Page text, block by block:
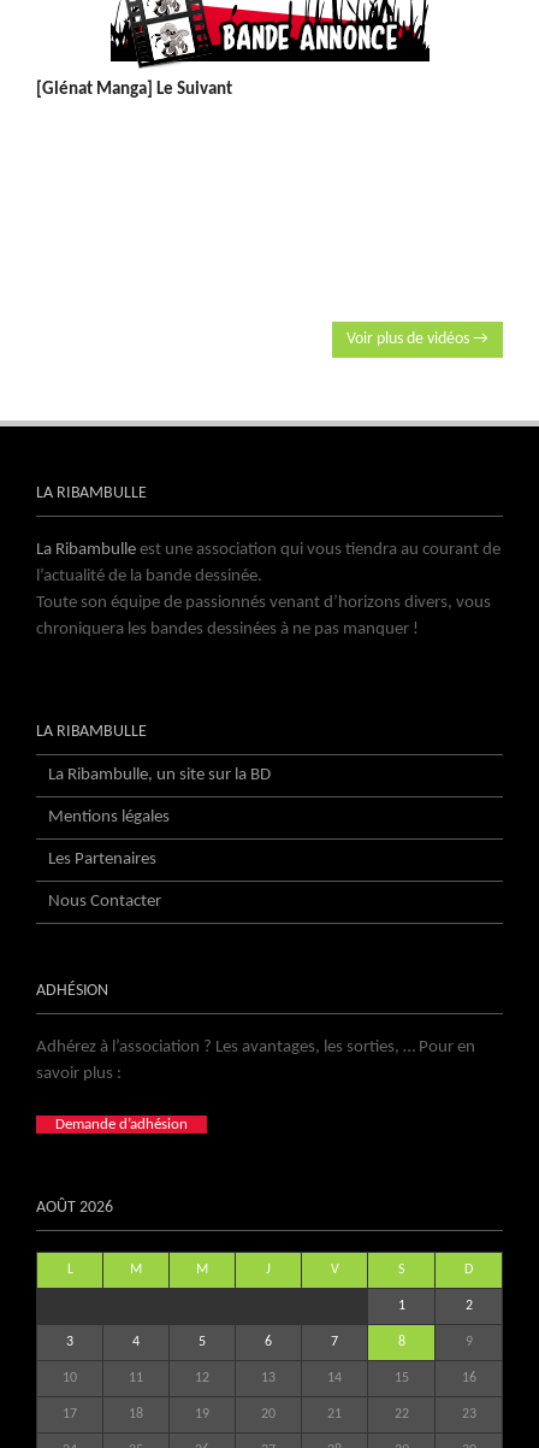
[Glénat Manga] Le Suivant
Voir plus de vidéos →
LA RIBAMBULLE
La Ribambulle est une association qui vous tiendra au courant de
l’actualité de la bande dessinée.
Toute son équipe de passionnés venant d’horizons divers, vous
chroniquera les bandes dessinées à ne pas manquer !
LA RIBAMBULLE
La Ribambulle, un site sur la BD
Mentions légales
Les Partenaires
Nous Contacter
ADHÉSION
Adhérez à l’association ? Les avantages, les sorties, … Pour en
savoir plus :
Demande d’adhésion
AOÛT 2026
L M M J V S D
1 2
3 4 5 6 7 8 9
10 11 12 13 14 15 16
17 18 19 20 21 22 23